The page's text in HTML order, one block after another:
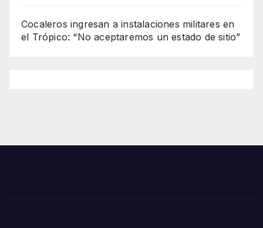
Cocaleros ingresan a instalaciones militares en
el Trópico: “No aceptaremos un estado de sitio”